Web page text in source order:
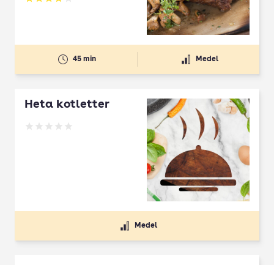
Betyg: 3.82 av 5
45 min Medel
Heta kotletter
Betyg: 0 av 5
Medel